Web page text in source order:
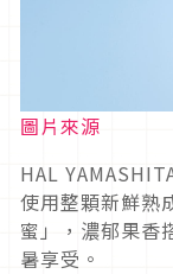
圖片來源
HAL
使用整顆新鮮熟
蜜」，濃郁果香
暑享受。